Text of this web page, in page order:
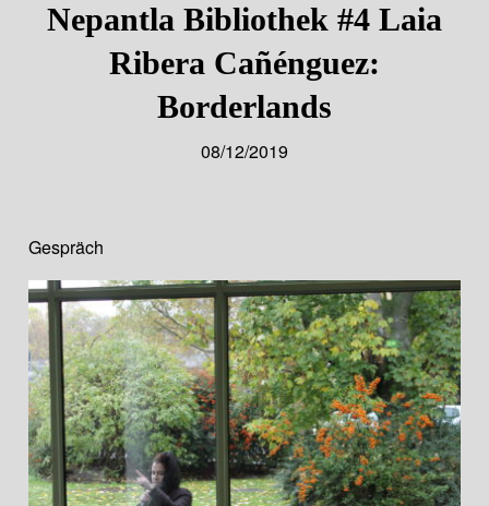
Nepantla Bibliothek #4 Laia
Ribera Cañénguez:
Borderlands
08/12/2019
Gespräch